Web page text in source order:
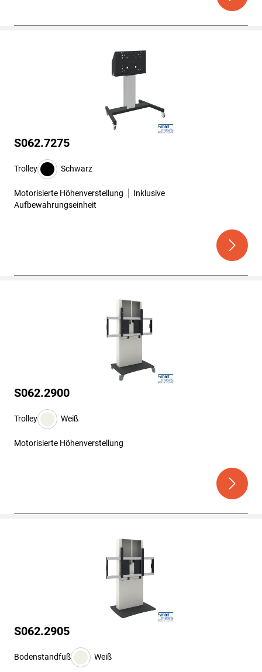
S062.7275
Trolley Schwarz
Motorisierte Höhenverstellung
Inklusive
Aufbewahrungseinheit
S062.2900
Trolley Weiß
Motorisierte Höhenverstellung
S062.2905
Bodenstandfuß Weiß